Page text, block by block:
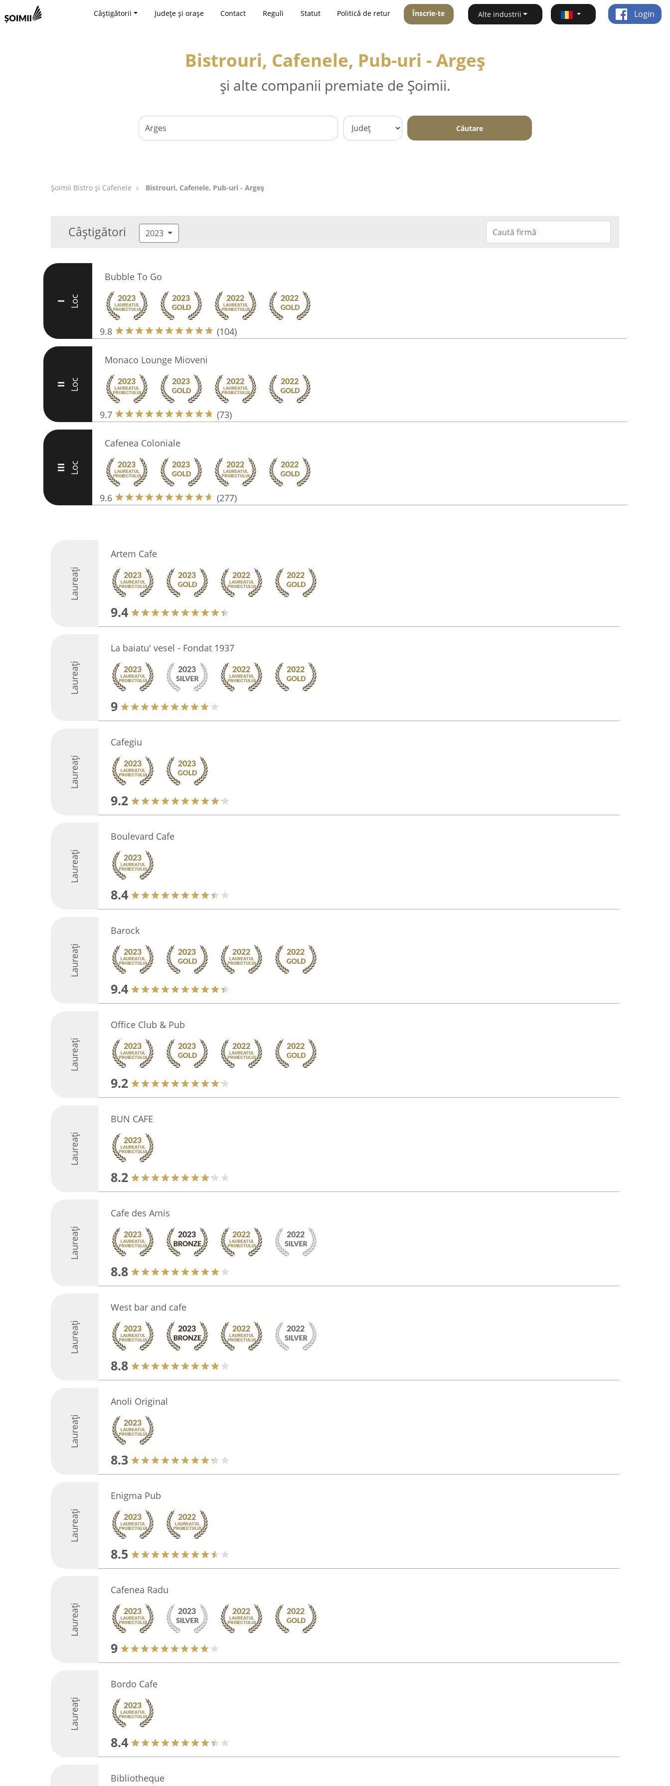
Câștigătorii Județe și orașe Contact Reguli Statut Politică de retur Înscrie-te Alte industrii Login
Bistrouri, Cafenele, Pub-uri - Argeş
și alte companii premiate de Șoimii.
Căutare
Șoimii Bistro și Cafenele Bistrouri, Cafenele, Pub-uri - Argeş
Câștigători 2023
I Loc
Bubble To Go
9.8 (104)
II Loc
Monaco Lounge Mioveni
9.7 (73)
III Loc
Cafenea Coloniale
9.6 (277)
Laureați
Artem Cafe
9.4
Laureați
La baiatu' vesel - Fondat 1937
9
Laureați
Cafegiu
9.2
Laureați
Boulevard Cafe
8.4
Laureați
Barock
9.4
Laureați
Office Club & Pub
9.2
Laureați
BUN CAFE
8.2
Laureați
Cafe des Amis
8.8
Laureați
West bar and cafe
8.8
Laureați
Anoli Original
8.3
Laureați
Enigma Pub
8.5
Laureați
Cafenea Radu
9
Laureați
Bordo Cafe
8.4
Bibliotheque